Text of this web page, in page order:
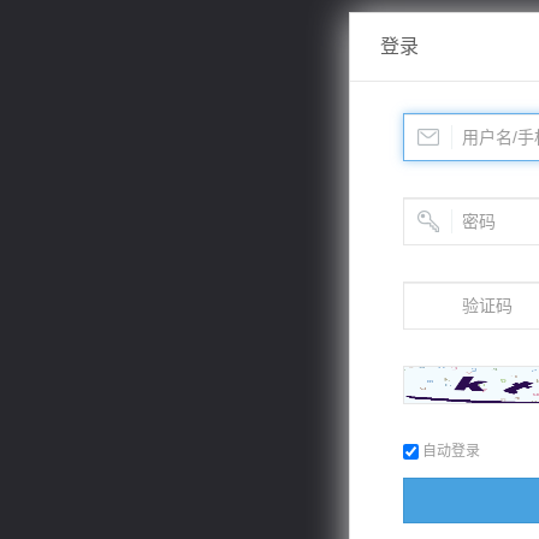
登录
自动登录